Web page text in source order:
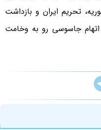
تحریم ایران و بازداشت
جاسوسی رو به وخامت